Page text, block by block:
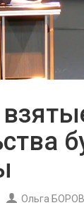
Ольга